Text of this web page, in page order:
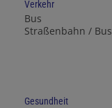
Verkehr
Bus
Straßenbahn / Bus
Gesundheit